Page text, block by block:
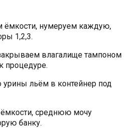
ёмкости, нумеруем каждую,
1,2,3.
влагалище тампоном
процедуре.
льём в контейнер под
среднюю мочу
банку.